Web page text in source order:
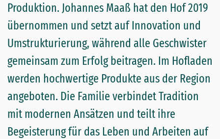
Produktion. Johannes Maaß hat den Hof 2019
übernommen und setzt auf Innovation und
Umstrukturierung, während alle Geschwister
gemeinsam zum Erfolg beitragen. Im Hofladen
werden hochwertige Produkte aus der Region
angeboten. Die Familie verbindet Tradition
mit modernen Ansätzen und teilt ihre
Begeisterung für das Leben und Arbeiten auf